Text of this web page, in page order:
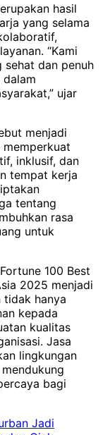
hasil
yang selama
“Kami
sehat dan penuh
ujar
menjadi
inklusif, dan
tempat kerja
tentang
rasa
untuk
100 Best
2025 menjadi
tidak hanya
kepada
kualitas
Jasa
lingkungan
bagi
Jadi